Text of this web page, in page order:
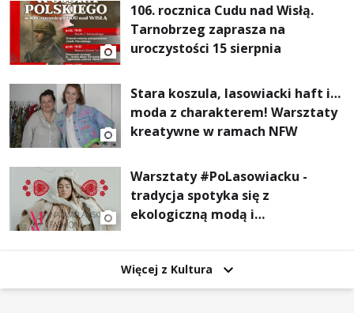
106. rocznica Cudu nad Wisłą.
Tarnobrzeg zaprasza na
uroczystości 15 sierpnia
Stara koszula, lasowiacki haft i…
moda z charakterem! Warsztaty
kreatywne w ramach NFW
Warsztaty #PoLasowiacku -
tradycja spotyka się z
ekologiczną modą i
Więcej z Kultura